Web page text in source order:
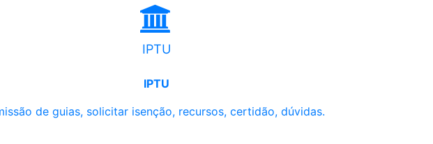
IPTU
IPTU
de guias, solicitar isenção, recursos, certidão, dúvidas.